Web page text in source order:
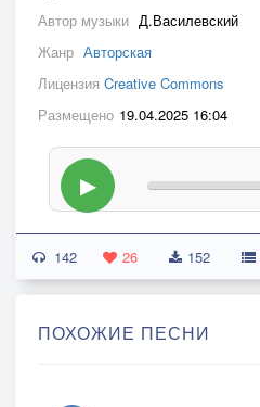
Автор музыки Д.Василевский
Жанр Авторская
Лицензия Creative Commons
Размещено 19.04.2025 16:04
▶
142 26 152
ПОХОЖИЕ ПЕСНИ